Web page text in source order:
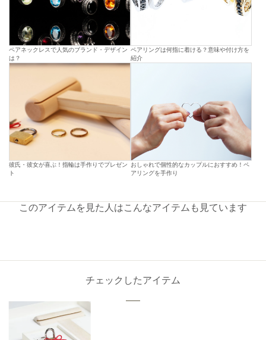
ペアネックレスで人気のブランド・デザイン
は？
ペアリングは何指に着ける？意味や付け方を
紹介
彼氏・彼女が喜ぶ！指輪は手作りでプレゼン
ト
おしゃれで個性的なカップルにおすすめ！ペ
アリングを手作り
このアイテムを見た人はこんなアイテムも見ています
チェックしたアイテム